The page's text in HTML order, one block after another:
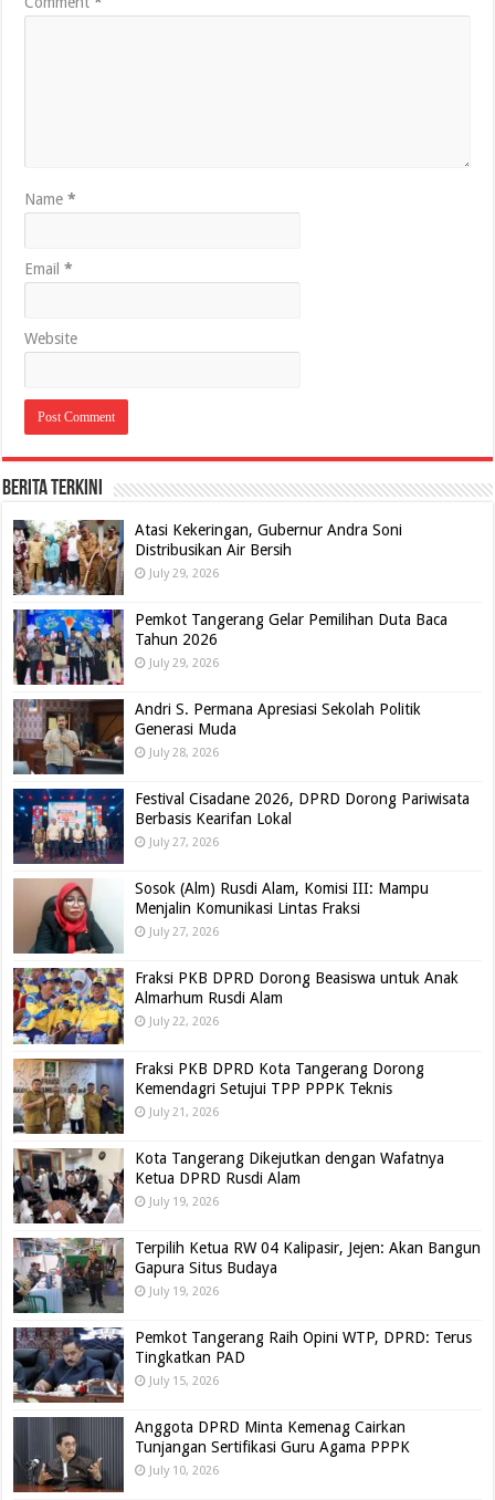
Name*
Email*
Website
BERITA TERKINI
Atasi Kekeringan, Gubernur Andra Soni
Distribusikan Air Bersih
July 29, 2026
Pemkot Tangerang Gelar Pemilihan Duta Baca
Tahun 2026
July 29, 2026
Andri S. Permana Apresiasi Sekolah Politik
Generasi Muda
July 28, 2026
Festival Cisadane 2026, DPRD Dorong Pariwisata
Berbasis Kearifan Lokal
July 27, 2026
Sosok (Alm) Rusdi Alam, Komisi III: Mampu
Menjalin Komunikasi Lintas Fraksi
July 27, 2026
Fraksi PKB DPRD Dorong Beasiswa untuk Anak
Almarhum Rusdi Alam
July 22, 2026
Fraksi PKB DPRD Kota Tangerang Dorong
Kemendagri Setujui TPP PPPK Teknis
July 21, 2026
Kota Tangerang Dikejutkan dengan Wafatnya
Ketua DPRD Rusdi Alam
July 19, 2026
Terpilih Ketua RW 04 Kalipasir, Jejen: Akan Bangun
Gapura Situs Budaya
July 19, 2026
Pemkot Tangerang Raih Opini WTP, DPRD: Terus
Tingkatkan PAD
July 15, 2026
Anggota DPRD Minta Kemenag Cairkan
Tunjangan Sertifikasi Guru Agama PPPK
July 10, 2026